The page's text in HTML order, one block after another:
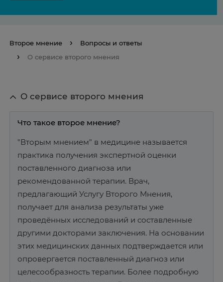
Второе мнение
Вопросы и ответы
О сервисе второго мнения
О сервисе второго мнения
Что такое второе мнение?
"Вторым мнением" в медицине называется
практика получения экспертной оценки
поставленного диагноза или
рекомендованной терапии. Врач,
предлагающий Услугу Второго Мнения,
получает для анализа результаты уже
проведённых исследований и составленные
другими докторами заключения. На основании
этих медицинских данных подтверждается или
опровергается поставленный диагноз или
целесообразность терапии. Более подробную